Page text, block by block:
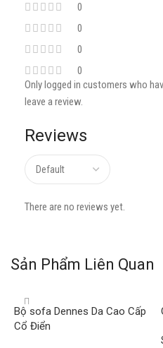
0
0
0
0
Reviews
There are no reviews yet.
Only logged in customers who
leave a review.
Sản Phẩm Liên Quan
Bộ sofa Dennes Da Cao Cấp
Cổ Điển